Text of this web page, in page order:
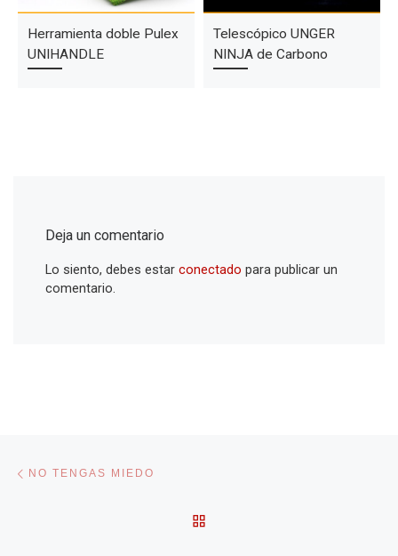
Herramienta doble Pulex
UNIHANDLE
Telescópico UNGER
NINJA de Carbono
Deja un comentario
Lo siento, debes estarconectado para publicar un
comentario.
NO TENGAS MIEDO